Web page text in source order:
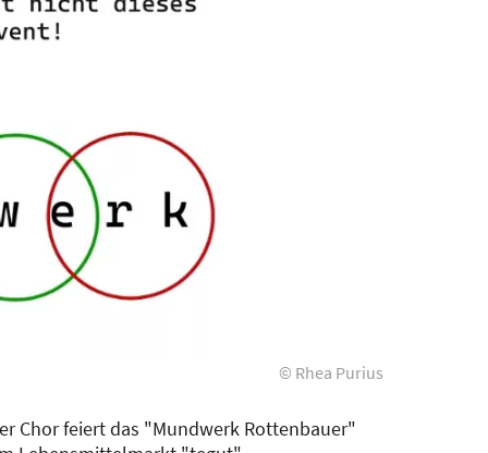
© Rhea Purius
Chor feiert das "Mundwerk Rottenbauer"